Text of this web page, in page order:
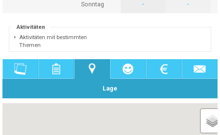
Sonntag - -
Aktivitäten
Aktivitäten mit bestimmten
Themen
Lage